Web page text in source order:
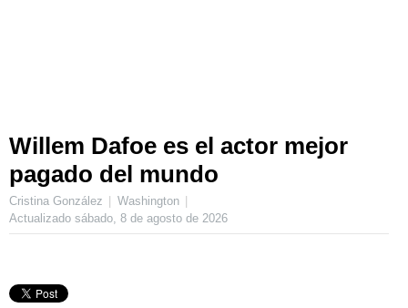
Willem Dafoe es el actor mejor
pagado del mundo
Cristina González
Washington
Actualizado sábado, 8 de agosto de 2026